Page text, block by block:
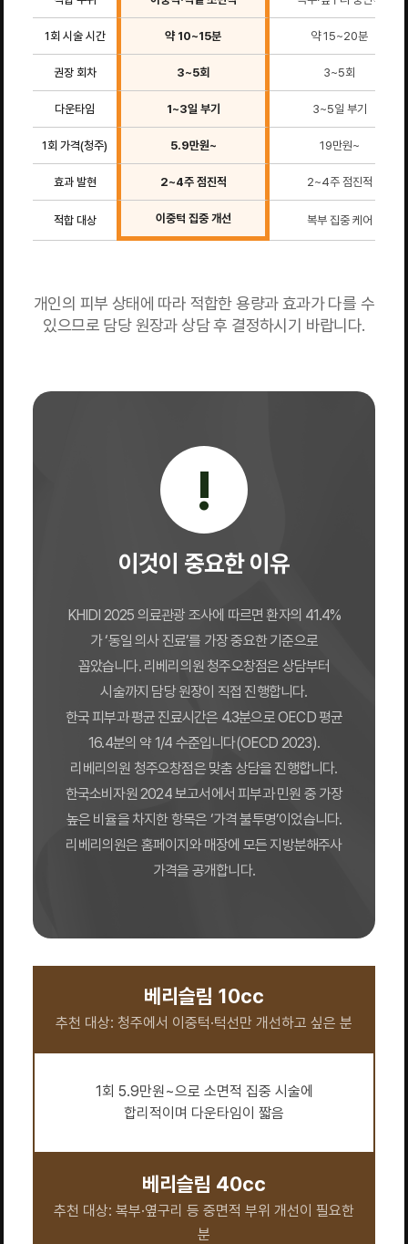
1회 시술 시간 약 10~15분 약 15~20분
권장 회차 3~5회 3~5회
다운타임 1~3일 부기 3~5일 부기
1회 가격(청주) 5.9만원~ 19만원~
효과 발현 2~4주 점진적 2~4주 점진적
적합 대상 이중턱 집중 개선 복부 집중 케어
개인의 피부 상태에 따라 적합한 용량과 효과가 다를 수
있으므로 담당 원장과 상담 후 결정하시기 바랍니다.
!
이것이 중요한 이유
KHIDI 2025 의료관광 조사에 따르면 환자의 41.4%
가 ‘동일 의사 진료’를 가장 중요한 기준으로
꼽았습니다. 리베리의원 청주오창점은 상담부터
시술까지 담당 원장이 직접 진행합니다.
한국 피부과 평균 진료시간은 4.3분으로 OECD 평균
16.4분의 약 1/4 수준입니다(OECD 2023).
리베리의원 청주오창점은 맞춤 상담을 진행합니다.
한국소비자원 2024 보고서에서 피부과 민원 중 가장
높은 비율을 차지한 항목은 ‘가격 불투명’이었습니다.
리베리의원은 홈페이지와 매장에 모든 지방분해주사
가격을 공개합니다.
베리슬림 10cc
추천 대상: 청주에서 이중턱·턱선만 개선하고 싶은 분
1회 5.9만원~으로 소면적 집중 시술에
합리적이며 다운타임이 짧음
베리슬림 40cc
추천 대상: 복부·옆구리 등 중면적 부위 개선이 필요한
분